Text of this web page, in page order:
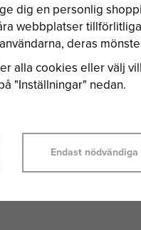
dig en personlig
webbplatser
deras
alla cookies eller välj
"Inställningar" nedan.
Endast nödvändiga